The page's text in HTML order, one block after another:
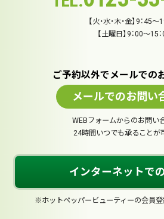
【火・水・木・金】9：45～
【土曜日】9：00～15
ご予約以外でメールでの
メールでのお問い
WEBフォームからのお問い
24時間いつでも承ることが
インターネットで
※ホットペッパービューティーの会員登